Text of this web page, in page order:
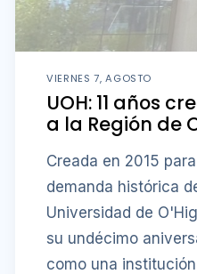
VIERNES 7, AGOSTO
UOH: 11 años
a la Región de
Creada en 2015
demanda histórica
Universidad de
su undécimo
como una